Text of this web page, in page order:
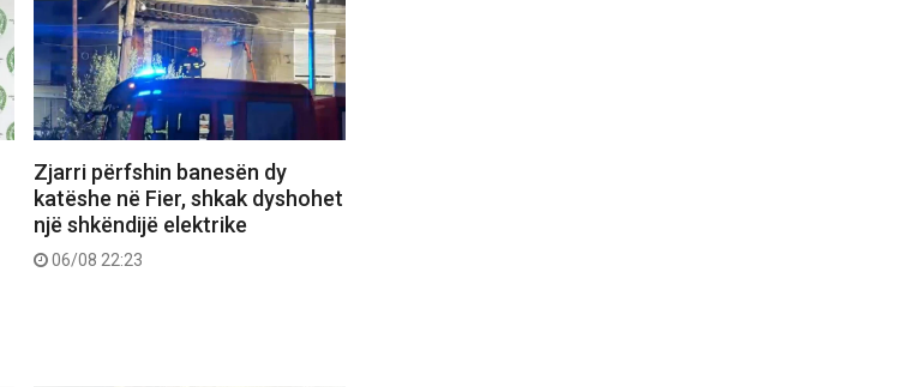
Zjarri përfshin banesën dy
katëshe në Fier, shkak dyshohet
një shkëndijë elektrike
06/08 22:23